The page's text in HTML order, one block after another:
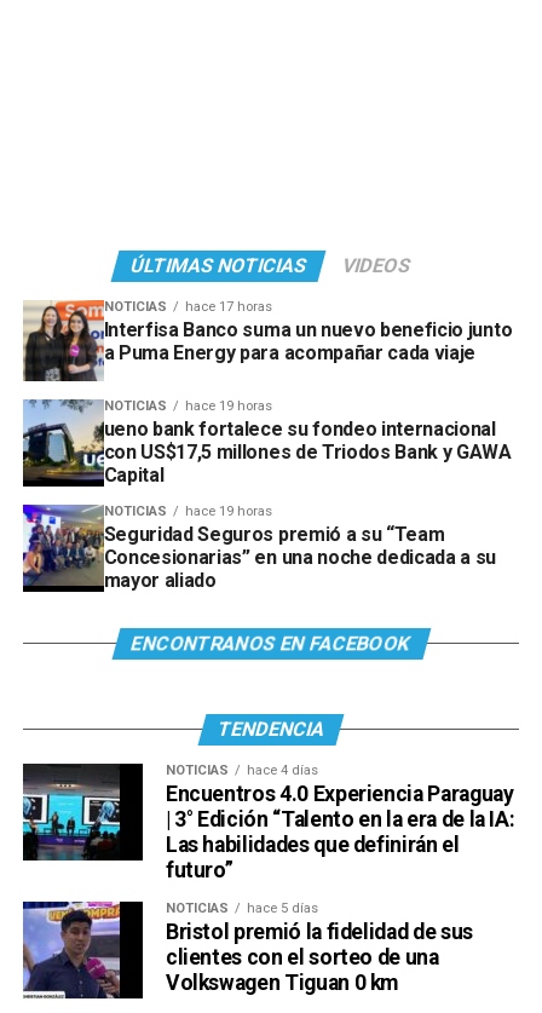
ÚLTIMAS NOTICIAS VIDEOS
NOTICIAS hace 17 horas
Interfisa Banco suma un nuevo beneficio junto
a Puma Energy para acompañar cada viaje
NOTICIAS hace 19 horas
ueno bank fortalece su fondeo internacional
con US$17,5 millones de Triodos Bank y GAWA
Capital
NOTICIAS hace 19 horas
Seguridad Seguros premió a su “Team
Concesionarias” en una noche dedicada a su
mayor aliado
ENCONTRANOS EN FACEBOOK
TENDENCIA
NOTICIAS hace 4 días
Encuentros 4.0 Experiencia Paraguay
| 3° Edición “Talento en la era de la IA:
Las habilidades que definirán el
futuro”
NOTICIAS hace 5 días
Bristol premió la fidelidad de sus
clientes con el sorteo de una
Volkswagen Tiguan 0 km